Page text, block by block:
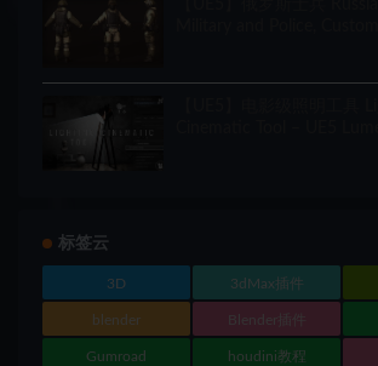
标签云
3D 3dMax插件
blender Blender插件
Gumroad houdini教程